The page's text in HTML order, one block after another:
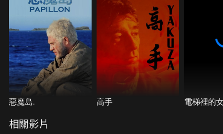
惡魔島. 高手 電梯裡的
相關影片